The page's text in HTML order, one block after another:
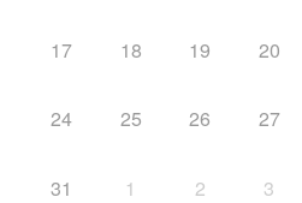
17 18 19 20
24 25 26 27
31 1 2 3